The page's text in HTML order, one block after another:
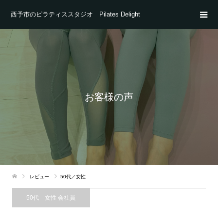
西予市のピラティススタジオ Pilates Delight
お客様の声
レビュー 50代／女性
50代 女性 会社員